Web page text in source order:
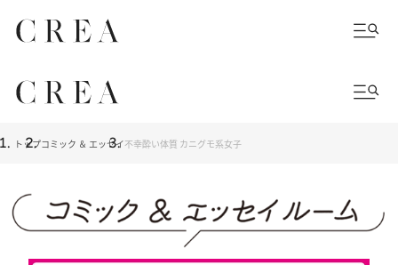
トップコミック ＆ エッセイ不幸酔い体質 カニグモ系女子